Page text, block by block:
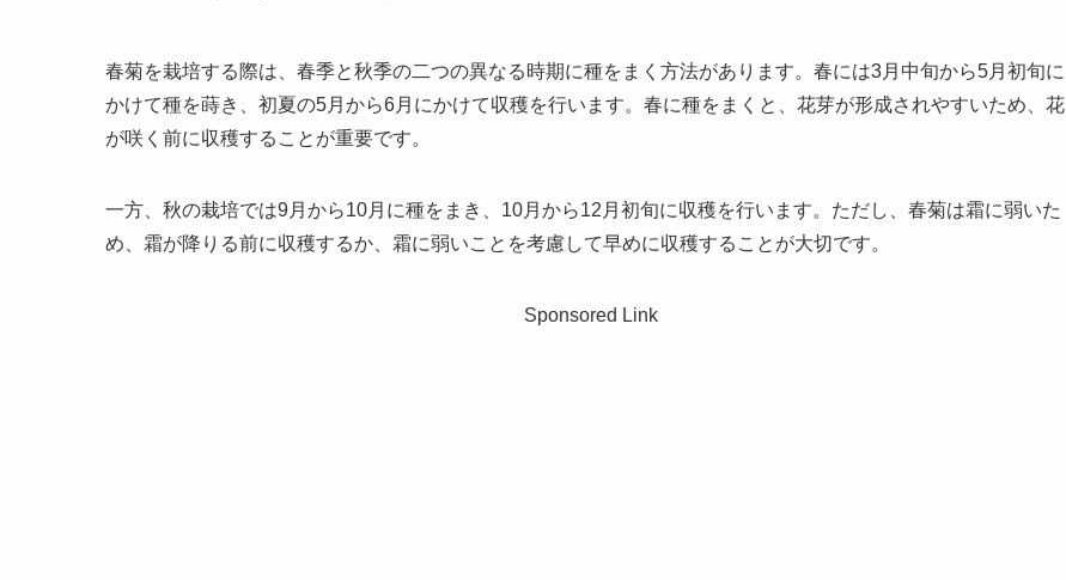
春菊を栽培する際は、春季と秋季の二つの異なる時期に種をまく方法があります。春には3月中旬から5月初旬に
かけて種を蒔き、初夏の5月から6月にかけて収穫を行います。春に種をまくと、花芽が形成されやすいため、花
が咲く前に収穫することが重要です。
一方、秋の栽培では9月から10月に種をまき、10月から12月初旬に収穫を行います。ただし、春菊は霜に弱いた
め、霜が降りる前に収穫するか、霜に弱いことを考慮して早めに収穫することが大切です。
Sponsored Link